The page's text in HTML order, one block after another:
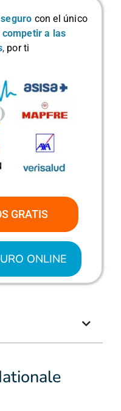
seguro con el único
competir a las
, por ti
GRATIS
ONLINE